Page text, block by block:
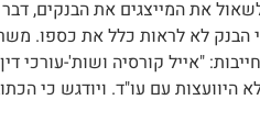
את המייצגים את הבנקים,
לא לראות כלל את כספו.
עם עו"ד. ויודגש כי